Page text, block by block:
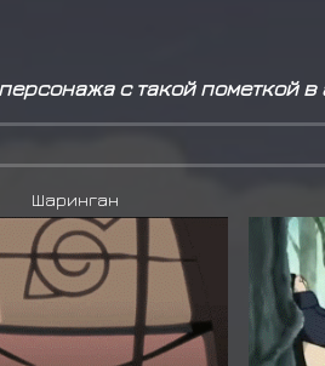
с такой пометкой в
Шаринган